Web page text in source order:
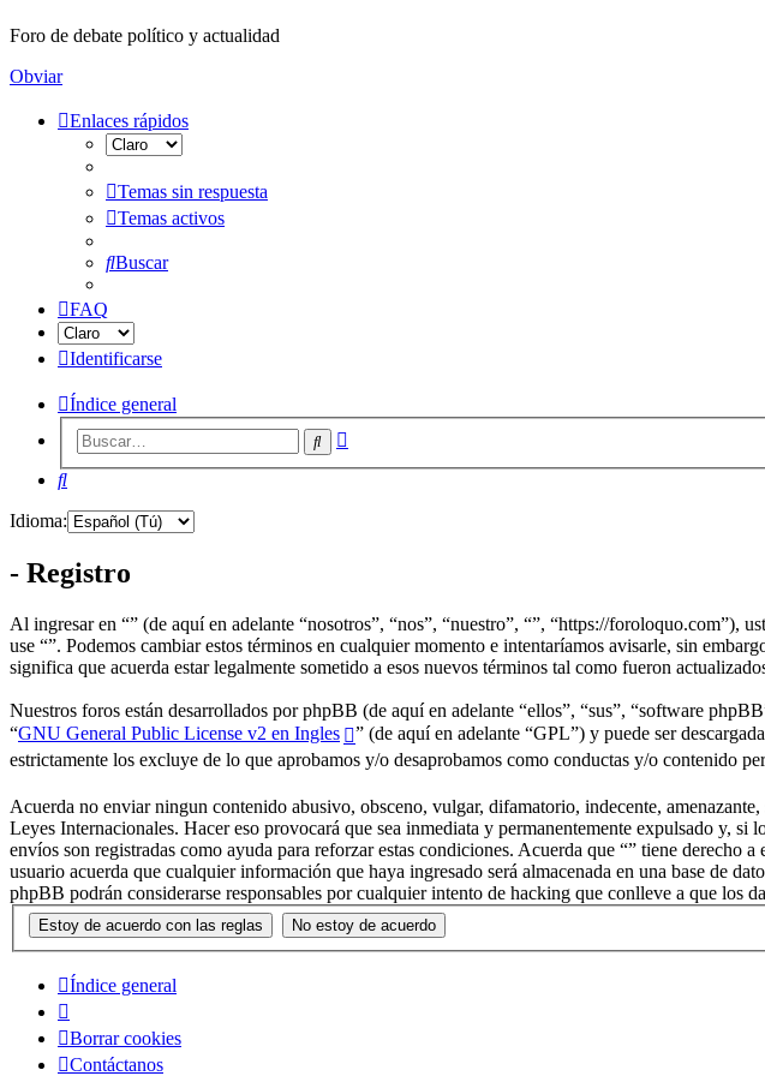
Foro de debate político y actualidad
Obviar
Enlaces rápidos
Temas sin respuesta
Temas activos
Buscar
FAQ
Identificarse
Índice general
Buscar
Buscar
Idioma:
- Registro
Al ingresar en “” (de aquí en adelante “nosotros”, “nos”, “nuestro”, “”, “https://foroloquo.com”),
use “”. Podemos cambiar estos términos en cualquier momento e intentaríamos avisarle, sin
significa que acuerda estar legalmente sometido a esos nuevos términos tal como fueron
Nuestros foros están desarrollados por phpBB (de aquí en adelante “ellos”, “sus”, “software
“GNU General Public License v2 en Ingles ” (de aquí en adelante “GPL”) y puede ser
estrictamente los excluye de lo que aprobamos y/o desaprobamos como conductas y/o contenido
Acuerda no enviar ningun contenido abusivo, obsceno, vulgar, difamatorio, indecente,
Leyes Internacionales. Hacer eso provocará que sea inmediata y permanentemente expulsado y,
envíos son registradas como ayuda para reforzar estas condiciones. Acuerda que “” tiene
usuario acuerda que cualquier información que haya ingresado será almacenada en una base de
phpBB podrán considerarse responsables por cualquier intento de hacking que conlleve a que los
Índice general
Borrar cookies
Contáctanos